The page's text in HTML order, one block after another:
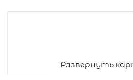
Развернуть